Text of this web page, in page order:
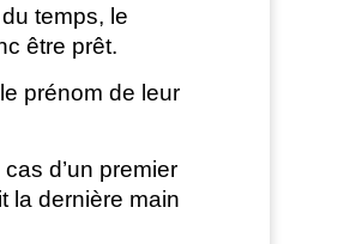
temps, le
être prêt.
prénom de leur
d’un premier
la dernière main